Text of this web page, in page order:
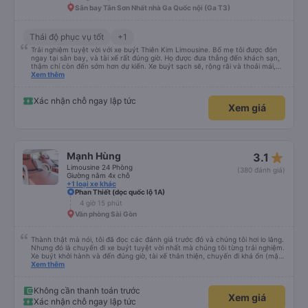
Sân bay Tân Sơn Nhất nhà Ga Quốc nội (Ga T3)
Thái độ phục vụ tốt +1
Trải nghiệm tuyệt vời với xe buýt Thiên Kim Limousine. Bố mẹ tôi được đón
ngay tại sân bay, và tài xế rất đúng giờ. Họ được đưa thẳng đến khách sạn,
thậm chí còn đến sớm hơn dự kiến. Xe buýt sạch sẽ, rộng rãi và thoải mái,
có nhạc thư giãn suốt chuyến đi. Đội ngũ hỗ trợ trên Zalo đã trả lời mọi câu
Xem thêm
Xác nhận chỗ ngay lập tức
Xem giá
Mạnh Hùng
Limousine 24 Phòng
Giường nằm 4x chỗ
+1 loại xe khác
3.1 star_rate
(380 đánh giá)
Phan Thiết (dọc quốc lộ 1A)
4 giờ 15 phút
Văn phòng Sài Gòn
Thành thật mà nói, tôi đã đọc các đánh giá trước đó và chúng tôi hơi lo lắng.
Nhưng đó là chuyến đi xe buýt tuyệt vời nhất mà chúng tôi từng trải nghiệm.
Xe buýt khởi hành và đến đúng giờ, tài xế thân thiện, chuyến đi khá ổn (mặc
dù vẫn hơi xóc, nhưng đó là đặc trưng của Việt Nam ^^), và chỗ ngồi thoải
Xem thêm
Không cần thanh toán trước
Xác nhận chỗ ngay lập tức
Xem giá